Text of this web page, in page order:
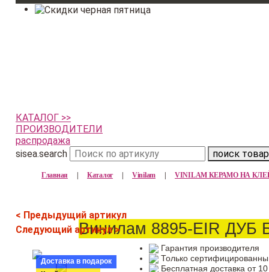
КАТАЛОГ >>
ПРОИЗВОДИТЕЛИ
распродажа
sisea.search
поиск
Главная | Каталог | Vinilam | VINILAM КЕРАМО НА
< Предыдущий артикул
Следующий артикул >Винилам 8895-EIR ДУБ
Доставка в подарок
Гарантия производителя
Только
Бесплатная доставка от